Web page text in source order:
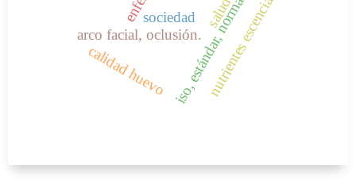
salud
sociedad
arco facial, oclusión.
calidad huevo nutrientes escenciales